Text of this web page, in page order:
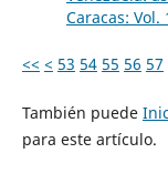
Caracas: Vol.
<< < 53 54 55 56 57
También puede
para este artículo.